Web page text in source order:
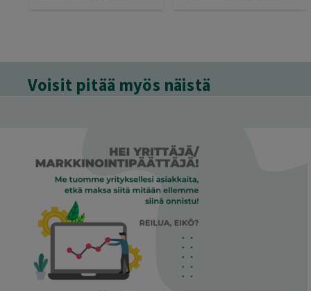
Voisit pitää myös näistä